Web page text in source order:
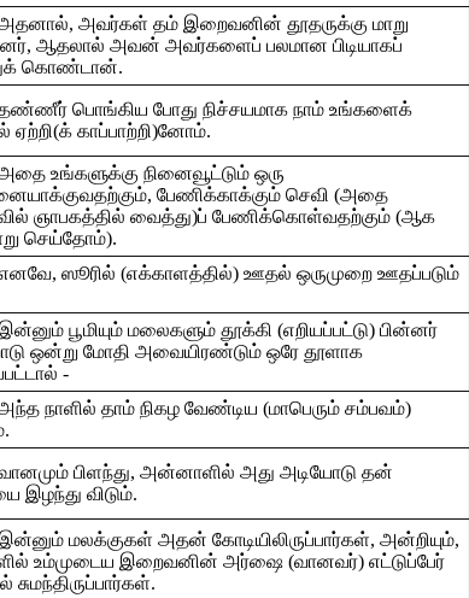
அதனால், அவர்கள் தம் இறைவனின் தூதருக்கு மாறு
ஆதலால் அவன் அவர்களைப் பலமான பிடியாகப்
கொண்டான்.
தண்ணீர் பொங்கிய போது நிச்சயமாக நாம் உங்களைக்
ஏற்றி(க் காப்பாற்றி)னோம்.
உங்களுக்கு நினைவூட்டும் ஒரு
பேணிக்காக்கும் செவி (அதை
ஞாபகத்தில் வைத்து)ப் பேணிக்கொள்வதற்கும் (ஆக
செய்தோம்).
எனவே, ஸூரில் (எக்காளத்தில்) ஊதல் ஒருமுறை ஊதப்படும்
பூமியும் மலைகளும் தூக்கி (எறியப்பட்டு) பின்னர்
ஒன்று மோதி அவையிரண்டும் ஒரே தூளாக
-
நாளில் தாம் நிகழ வேண்டிய (மாபெரும் சம்பவம்)
வானமும் பிளந்து, அன்னாளில் அது அடியோடு தன்
இழந்து விடும்.
இன்னும் மலக்குகள் அதன் கோடியிலிருப்பார்கள், அன்றியும்,
உம்முடைய இறைவனின் அர்ஷை (வானவர்) எட்டுப்பேர்
சுமந்திருப்பார்கள்.